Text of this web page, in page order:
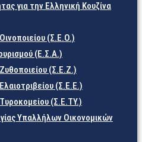
για την Ελληνική Κουζίνα
(Σ.Ε.Ο.)
(Ε.Σ.Α.)
(Σ.Ε.Ζ.)
(Σ.Ε.Ε.)
(Σ.Ε.TY.)
Υπαλλήλων Οικονομικών